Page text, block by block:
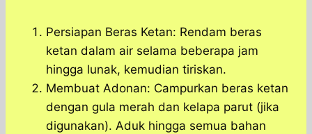
Persiapan Beras Ketan: Rendam beras
ketan dalam air selama beberapa jam
hingga lunak, kemudian tiriskan.
Membuat Adonan: Campurkan beras ketan
dengan gula merah dan kelapa parut (jika
digunakan). Aduk hingga semua bahan